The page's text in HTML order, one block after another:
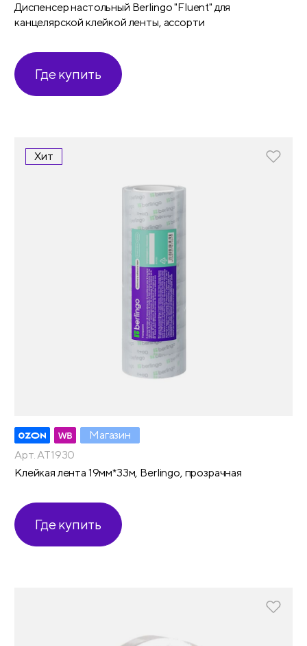
Диспенсер настольный Berlingo "Fluent" для
канцелярской клейкой ленты, ассорти
Где купить
Хит
Магазин
Арт. AT1930
Клейкая лента 19мм*33м, Berlingo, прозрачная
Где купить